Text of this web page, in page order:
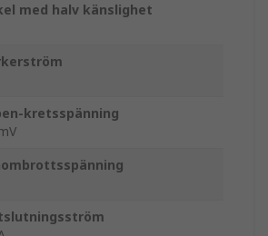
med halv känslighet
kretsspänning